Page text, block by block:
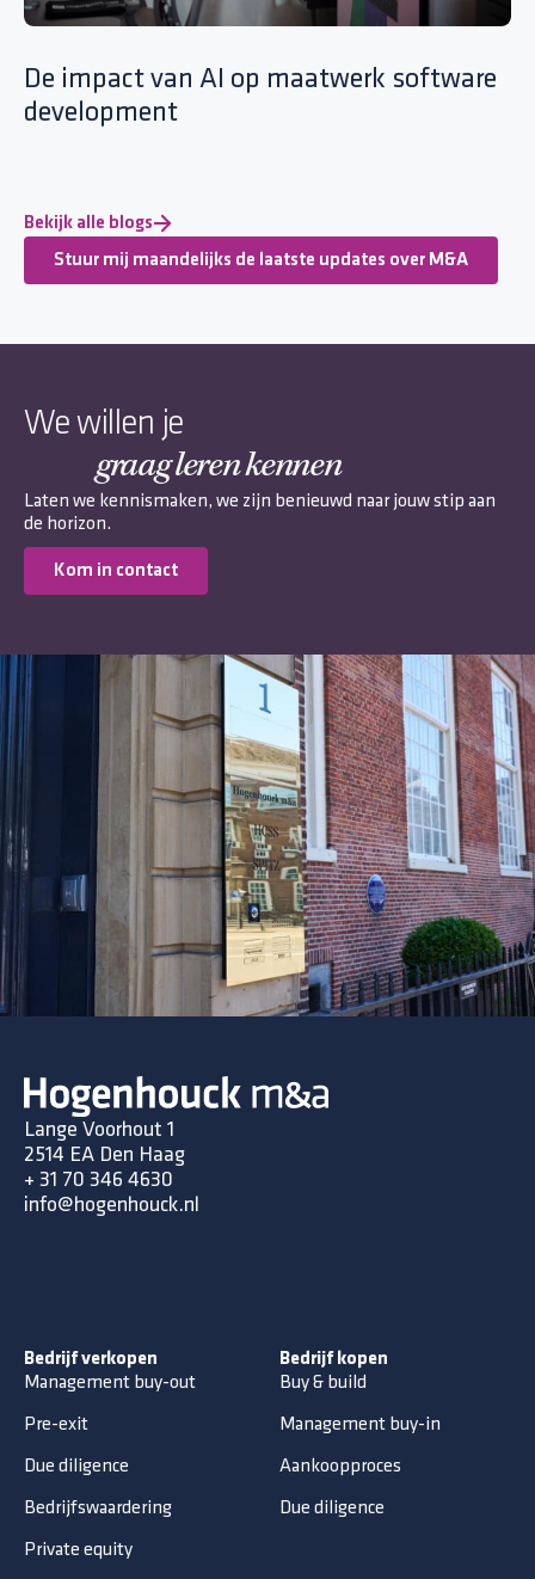
De impact van AI op maatwerk software
development
Bekijk alle blogs
Stuur mij maandelijks de laatste updates over M&A
We willen je
graag leren kennen
Laten we kennismaken, we zijn benieuwd naar jouw stip aan
de horizon.
Kom in contact
Lange Voorhout 1
2514 EA Den Haag
+ 31 70 346 4630
info@hogenhouck.nl
Bedrijf verkopen
Management buy-out
Pre-exit
Due diligence
Bedrijfswaardering
Private equity
Bedrijf kopen
Buy & build
Management buy-in
Aankoopproces
Due diligence